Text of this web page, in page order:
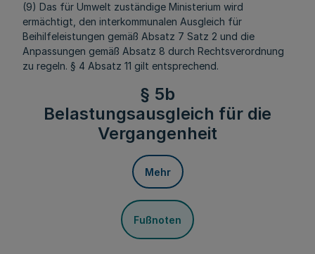
(9) Das für Umwelt zuständige Ministerium wird
ermächtigt, den interkommunalen Ausgleich für
Beihilfeleistungen gemäß Absatz 7 Satz 2 und die
Anpassungen gemäß Absatz 8 durch Rechtsverordnung
zu regeln. § 4 Absatz 11 gilt entsprechend.
§ 5b
Belastungsausgleich für die
Vergangenheit
Mehr
Fußnoten